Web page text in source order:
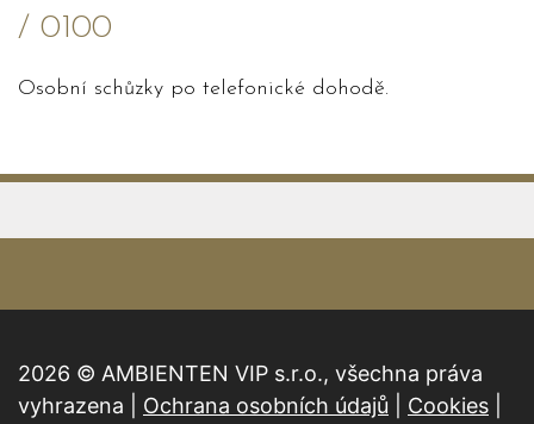
/ 0100
Osobní schůzky po telefonické dohodě.
2026 © AMBIENTEN VIP s.r.o., všechna práva
vyhrazena | Ochrana osobních údajů Cookies